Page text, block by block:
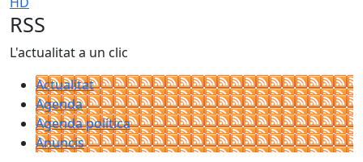
RSS
L'actualitat a un clic
Actualitat
Agenda
Agenda política
Anuncis